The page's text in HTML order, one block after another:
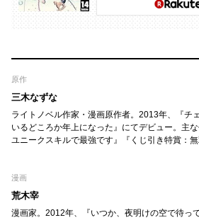
原作
三木なずな
ライトノベル作家・漫画原作者。2013年、『チ
いるどころか年上になった』にてデビュー。主
ユニークスキルで最強です』『くじ引き特賞：無
漫画
荒木宰
漫画家。2012年、『いつか、夜明けの空で待っ